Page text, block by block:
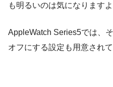
も明るいのは気になりますよ
AppleWatch Series5では、
オフにする設定も用意されて